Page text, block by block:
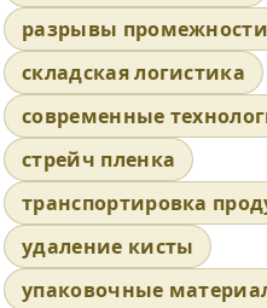
разрывы промежности
складская логистика
современные
стрейч пленка
транспортировка
удаление кисты
упаковочные